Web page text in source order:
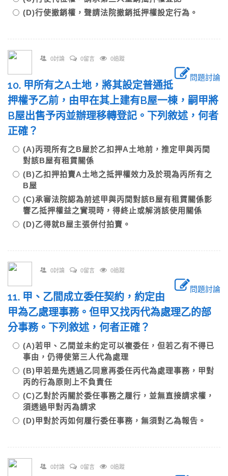
(D)行使撤銷權，聲請法院撤銷抵押權設定行為。
0討論 0留言 0追蹤
問題討論
10. 甲所有之A土地，將其設定普通抵
押權予乙前，由甲在其上建有B屋一棟，嗣甲將
B屋出售予丙並辦理移轉登記。下列敘述，何者
正確？
(A)丙現所有之B屋於乙扣押A土地前，推定甲與丙間
對該B屋有租賃關係
(B)乙扣押拍賣A土地之抵押權效力及於現為丙所有之
B屋
(C)承審法院認為前述甲與丙間對該B屋有租賃關係影
響乙抵押權益之實現時，得終止或解消該使用關係
(D)乙得就B屋主張併付拍賣。
0討論 0留言 0追蹤
問題討論
11. 甲、乙間成立委任契約，約定由
甲為乙處理事務。但甲又找丙代為處理乙的部
分事務。下列敘述，何者正確？
(A)若甲、乙間並未約定可以複委任，但若乙有不得已
事由，仍得使第三人代為處理
(B)甲若是先透過乙同意再委任丙代為處理事務，甲對
丙的行為原則上不負責任
(C)乙對於丙關於委任事務之履行，並無直接請求權，
須透過甲對丙為請求
(D)甲對於丙如何履行委任事務，無須對乙為報告。
0討論 0留言 0追蹤